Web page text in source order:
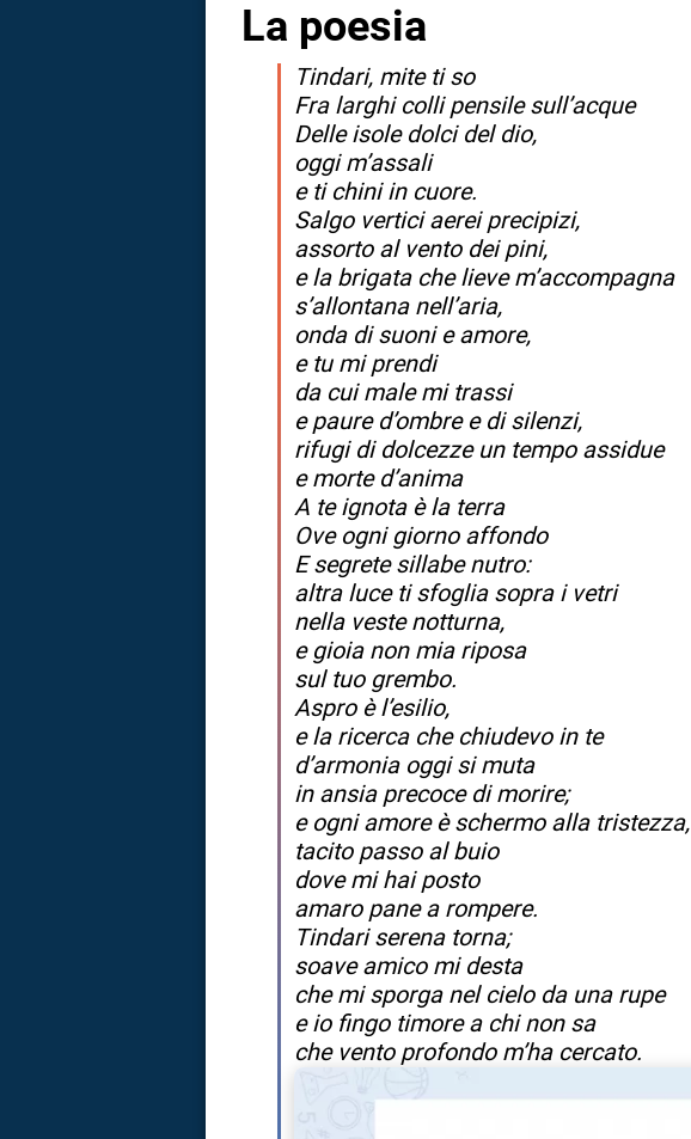
La poesia
Tindari, mite ti so
Fra larghi colli pensile sull’acque
Delle isole dolci del dio,
oggi m’assali
e ti chini in cuore.
Salgo vertici aerei precipizi,
assorto al vento dei pini,
e la brigata che lieve m’accompagna
s’allontana nell’aria,
onda di suoni e amore,
e tu mi prendi
da cui male mi trassi
e paure d’ombre e di silenzi,
rifugi di dolcezze un tempo assidue
e morte d’anima
A te ignota è la terra
Ove ogni giorno affondo
E segrete sillabe nutro:
altra luce ti sfoglia sopra i vetri
nella veste notturna,
e gioia non mia riposa
sul tuo grembo.
Aspro è l’esilio,
e la ricerca che chiudevo in te
d’armonia oggi si muta
in ansia precoce di morire;
e ogni amore è schermo alla tristezza,
tacito passo al buio
dove mi hai posto
amaro pane a rompere.
Tindari serena torna;
soave amico mi desta
che mi sporga nel cielo da una rupe
e io fingo timore a chi non sa
che vento profondo m’ha cercato.